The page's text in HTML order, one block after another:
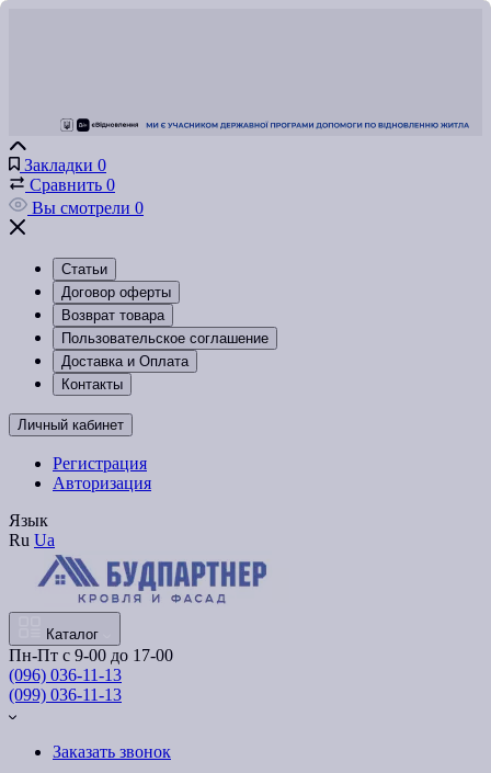
Закладки 0
Сравнить 0
Вы смотрели 0
Статьи
Договор оферты
Возврат товара
Пользовательское соглашение
Доставка и Оплата
Контакты
Личный кабинет
Регистрация
Авторизация
Язык
Ru Ua
Каталог
Пн-Пт с 9-00 до 17-00
(096) 036-11-13
(099) 036-11-13
Заказать звонок